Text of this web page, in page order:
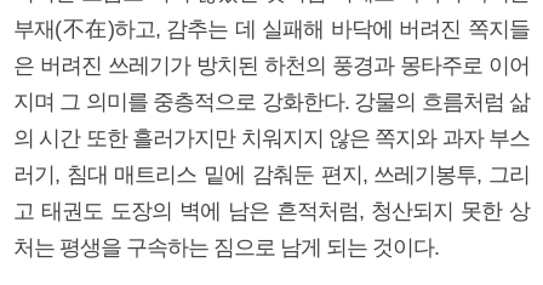
부재(不在)하고, 감추는 데 실패해 바닥에 버려진 쪽지들
은 버려진 쓰레기가 방치된 하천의 풍경과 몽타주로 이어
지며 그 의미를 중층적으로 강화한다. 강물의 흐름처럼 삶
의 시간 또한 흘러가지만 치워지지 않은 쪽지와 과자 부스
러기, 침대 매트리스 밑에 감춰둔 편지, 쓰레기봉투, 그리
고 태권도 도장의 벽에 남은 흔적처럼, 청산되지 못한 상
처는 평생을 구속하는 짐으로 남게 되는 것이다.